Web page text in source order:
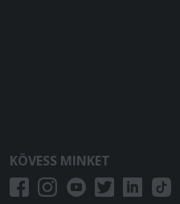
KÖVESS MINKET